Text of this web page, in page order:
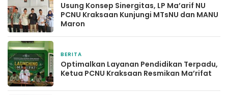
Usung Konsep Sinergitas, LP Ma’arif NU
PCNU Kraksaan Kunjungi MTsNU dan MANU
Maron
BERITA
Optimalkan Layanan Pendidikan Terpadu,
Ketua PCNU Kraksaan Resmikan Ma’rifat